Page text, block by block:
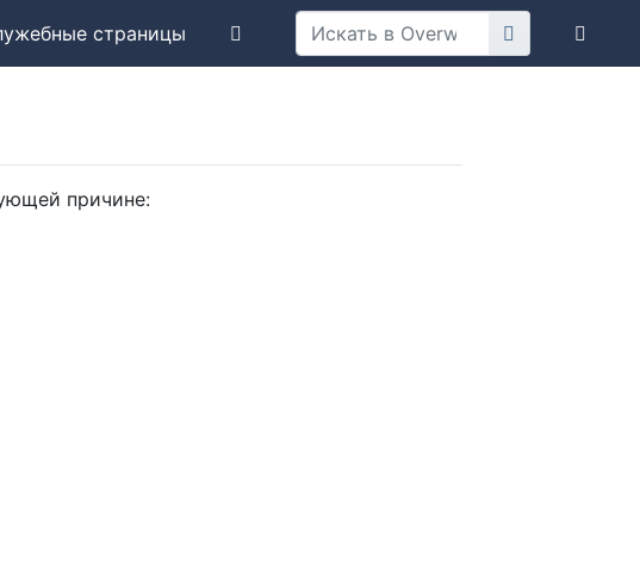
страницы
причине: